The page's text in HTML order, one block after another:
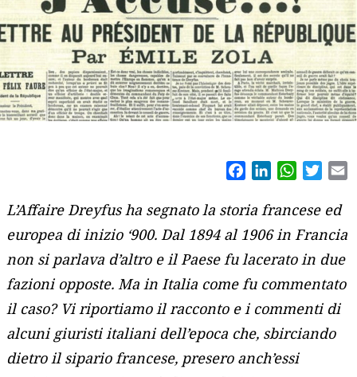
FacebookLinkedIn
L’Affaire Dreyfus ha segnato la storia francese ed
europea di inizio ‘900. Dal 1894 al 1906 in Francia
non si parlava d’altro e il Paese fu lacerato in due
fazioni opposte. Ma in Italia come fu commentato
il caso? Vi riportiamo il racconto e i commenti di
alcuni giuristi italiani dell’epoca che, sbirciando
dietro il sipario francese, presero anch’essi